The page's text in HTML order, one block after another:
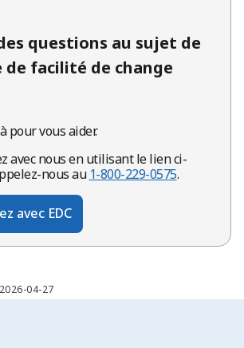
questions au sujet de
de facilité de change
pour vous aider.
avec nous en utilisant le lien ci-
nous au 1-800-229-0575.
avec EDC
04-27